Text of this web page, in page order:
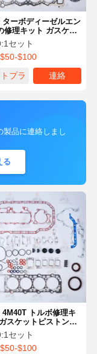
ターボディーゼルエン
修理キット ガスケッ
トンベアリングセッ
ME221816
1セット
$50-$100
プラ
連絡
製品に連絡しまし
る
4M40T トルボ修理キ
スケットピストンベ
グセット OE
1セット
$50-$100